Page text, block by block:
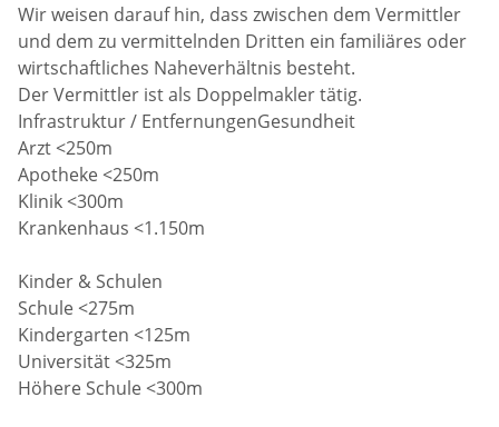
Wir weisen darauf hin, dass zwischen dem Vermittler
und dem zu vermittelnden Dritten ein familiäres oder
wirtschaftliches Naheverhältnis besteht.
Der Vermittler ist als Doppelmakler tätig.
Infrastruktur / EntfernungenGesundheit
Arzt <250m
Apotheke <250m
Klinik <300m
Krankenhaus <1.150m
Kinder & Schulen
Schule <275m
Kindergarten <125m
Universität <325m
Höhere Schule <300m